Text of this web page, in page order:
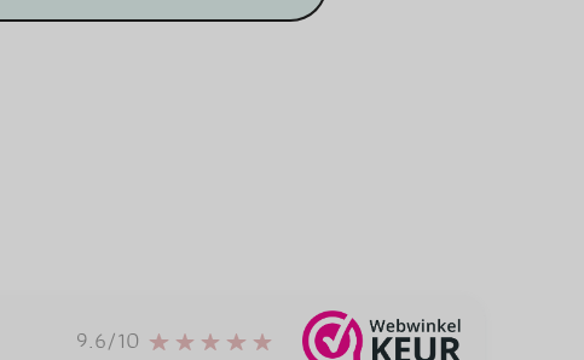
9.6/10